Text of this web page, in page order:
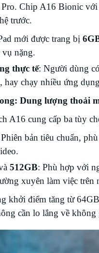
Chip A16 Bionic
trước.
mới được trang bị
nặng.
thực tế: Người dùng
hay chạy nhiều ứng
Dung lượng thoải
A16 cung cấp ba tùy
bản tiêu chuẩn,
512GB: Phù hợp với
xuyên làm việc trên
khởi điểm tăng từ
cần lo lắng về không